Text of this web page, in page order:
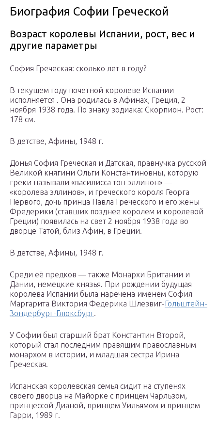
Биография Софии Греческой
Возраст королевы Испании, рост, вес и
другие параметры
София Греческая: сколько лет в году?
В текущем году почетной королеве Испании
исполняется . Она родилась в Афинах, Греция, 2
ноября 1938 года. По знаку зодиака: Скорпион. Рост:
178 см.
В детстве, Афины, 1948 г.
Донья София Греческая и Датская, правнучка русской
Великой княгини Ольги Константиновны, которую
греки называли «василисса тон эллинон» —
«королева эллинов», и греческого короля Георга
Первого, дочь принца Павла Греческого и его жены
Фредерики (ставших позднее королем и королевой
Греции) появилась на свет 2 ноября 1938 года во
дворце Татой, близ Афин, в Греции.
В детстве, Афины, 1948 г.
Среди её предков — также Монархи Британии и
Дании, немецкие князья. При рождении будущая
королева Испании была наречена именем София
Маргарита Виктория Федерика Шлезвиг-Гольштейн-
Зондербург-Глюксбург.
У Софии был старший брат Константин Второй,
который стал последним правящим православным
монархом в истории, и младшая сестра Ирина
Греческая.
Испанская королевская семья сидит на ступенях
своего дворца на Майорке с принцем Чарльзом,
принцессой Дианой, принцем Уильямом и принцем
Гарри, 1989 г.